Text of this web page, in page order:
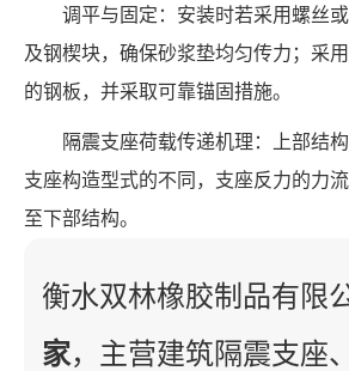
调平与固定：安装时若采用螺丝
及钢楔块，确保砂浆垫均匀传力；采
的钢板，并采取可靠锚固措施。
隔震支座荷载传递机理：上部结
支座构造型式的不同，支座反力的力
至下部结构。
衡水双林橡胶制品有限
家，主营建筑隔震支座